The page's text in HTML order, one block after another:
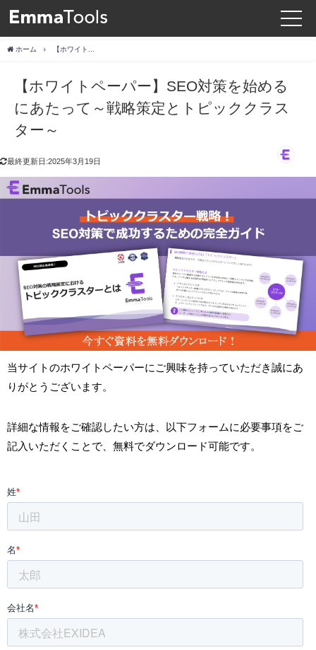
ホーム
【ホワイトペーパー】SEO対策を始める
にあたって～戦略策定とトピッククラス
ター～
最終更新日:2025年3月19日
当サイトのホワイトペーパーにご興味を持っていただき誠にあ
りがとうございます。
詳細な情報をご確認したい方は、以下フォームに必要事項をご
記入いただくことで、無料でダウンロード可能です。